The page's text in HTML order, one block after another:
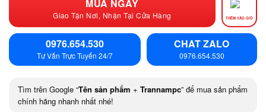
MUA NGAY
Giao Tận Nơi, Nhận Tại Cửa Hàng THÊM VÀO GIỎ
0976.654.530
Tư Vấn Trực Tuyến 24/7
CHAT ZALO
0976.654.530
Tìm trên Google “Tên sản phẩm + Trannampc” để mua sản phẩm
chính hãng nhanh nhất nhé!